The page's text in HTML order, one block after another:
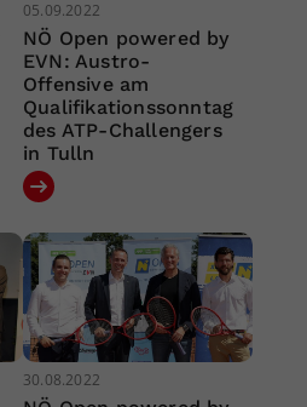
05.09.2022
NÖ Open powered by
EVN: Austro-
Offensive am
Qualifikationssonntag
des ATP-Challengers
in Tulln
30.08.2022